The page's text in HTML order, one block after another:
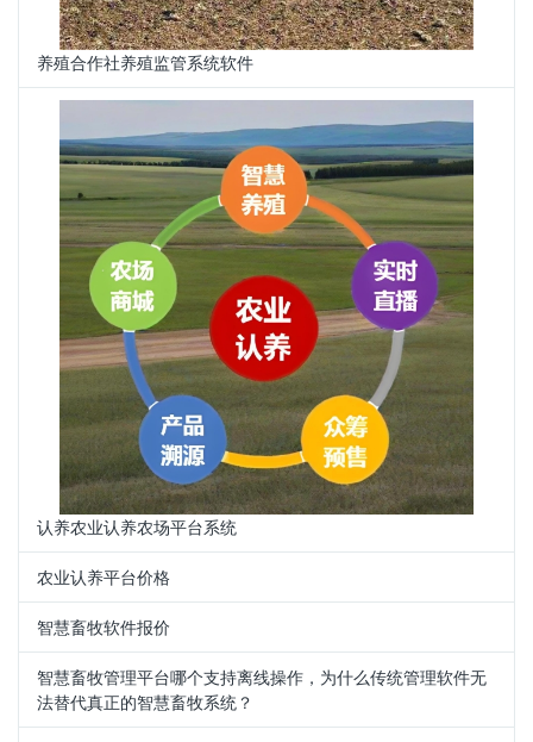
养殖合作社养殖监管系统软件
认养农业认养农场平台系统
农业认养平台价格
智慧畜牧软件报价
智慧畜牧管理平台哪个支持离线操作，为什么传统管理软件无
法替代真正的智慧畜牧系统？